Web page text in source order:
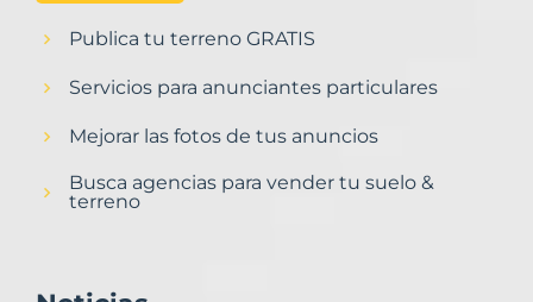
Publica tu terreno GRATIS
Servicios para anunciantes particulares
Mejorar las fotos de tus anuncios
Busca agencias para vender tu suelo &
terreno